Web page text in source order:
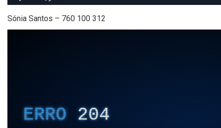
Sónia Santos – 760 100 312